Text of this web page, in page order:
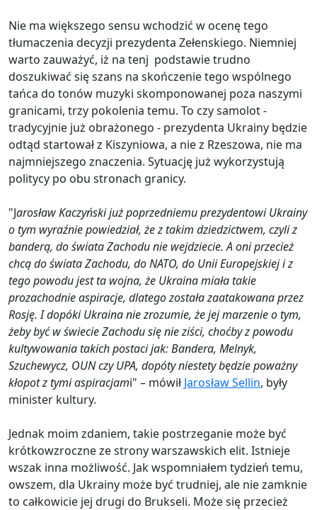
Nie ma większego sensu wchodzić w ocenę tego
tłumaczenia decyzji prezydenta Zełenskiego. Niemniej
warto zauważyć, iż na tenj podstawie trudno
doszukiwać się szans na skończenie tego wspólnego
tańca do tonów muzyki skomponowanej poza naszymi
granicami, trzy pokolenia temu. To czy samolot -
tradycyjnie już obrażonego - prezydenta Ukrainy będzie
odtąd startował z Kiszyniowa, a nie z Rzeszowa, nie ma
najmniejszego znaczenia. Sytuację już wykorzystują
politycy po obu stronach granicy.
"Jarosław Kaczyński już poprzedniemu prezydentowi Ukrainy
o tym wyraźnie powiedział, że z takim dziedzictwem, czyli z
banderą, do świata Zachodu nie wejdziecie. A oni przecież
chcą do świata Zachodu, do NATO, do Unii Europejskiej i z
tego powodu jest ta wojna, że Ukraina miała takie
prozachodnie aspiracje, dlatego została zaatakowana przez
Rosję. I dopóki Ukraina nie zrozumie, że jej marzenie o tym,
żeby być w świecie Zachodu się nie ziści, choćby z powodu
kultywowania takich postaci jak: Bandera, Melnyk,
Szuchewycz, OUN czy UPA, dopóty niestety będzie poważny
kłopot z tymi aspiracjami" – mówił Jarosław Sellin, były
minister kultury.
Jednak moim zdaniem, takie postrzeganie może być
krótkowzroczne ze strony warszawskich elit. Istnieje
wszak inna możliwość. Jak wspomniałem tydzień temu,
owszem, dla Ukrainy może być trudniej, ale nie zamknie
to całkowicie jej drugi do Brukseli. Może się przecież